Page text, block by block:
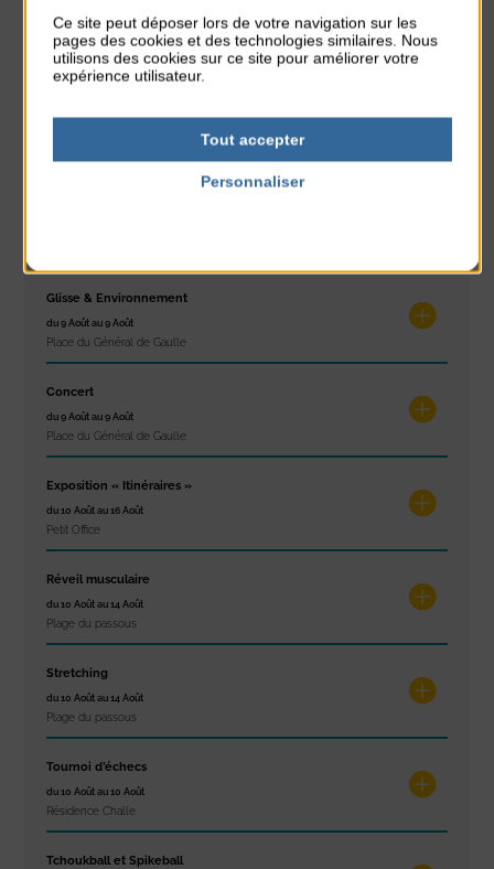
Réveil musculaire
du 3 Août au 7 Août
Plage du passous
Glisse & Environnement
du 9 Août au 9 Août
Place du Général de Gaulle
Concert
du 9 Août au 9 Août
Place du Général de Gaulle
Exposition « Itinéraires »
du 10 Août au 16 Août
Petit Office
Réveil musculaire
du 10 Août au 14 Août
Plage du passous
Stretching
du 10 Août au 14 Août
Plage du passous
Tournoi d’échecs
du 10 Août au 10 Août
Résidence Challe
Tchoukball et Spikeball
Ce site peut déposer lors de votre navigation sur les
pages des cookies et des technologies similaires. Nous
utilisons des cookies sur ce site pour améliorer votre
expérience utilisateur.
Tout accepter
Personnaliser